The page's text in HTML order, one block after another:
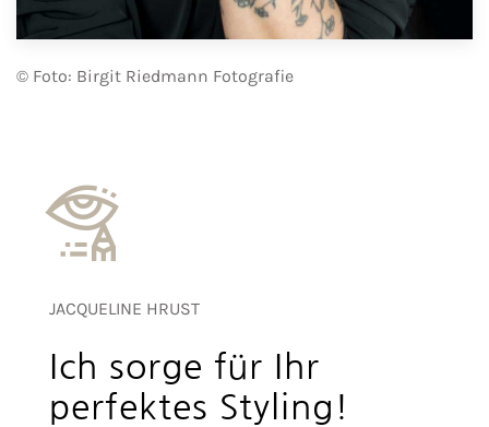
© Foto: Birgit Riedmann Fotografie
JACQUELINE HRUST
Ich sorge für Ihr
perfektes Styling!